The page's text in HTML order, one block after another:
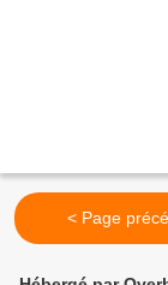
< Page